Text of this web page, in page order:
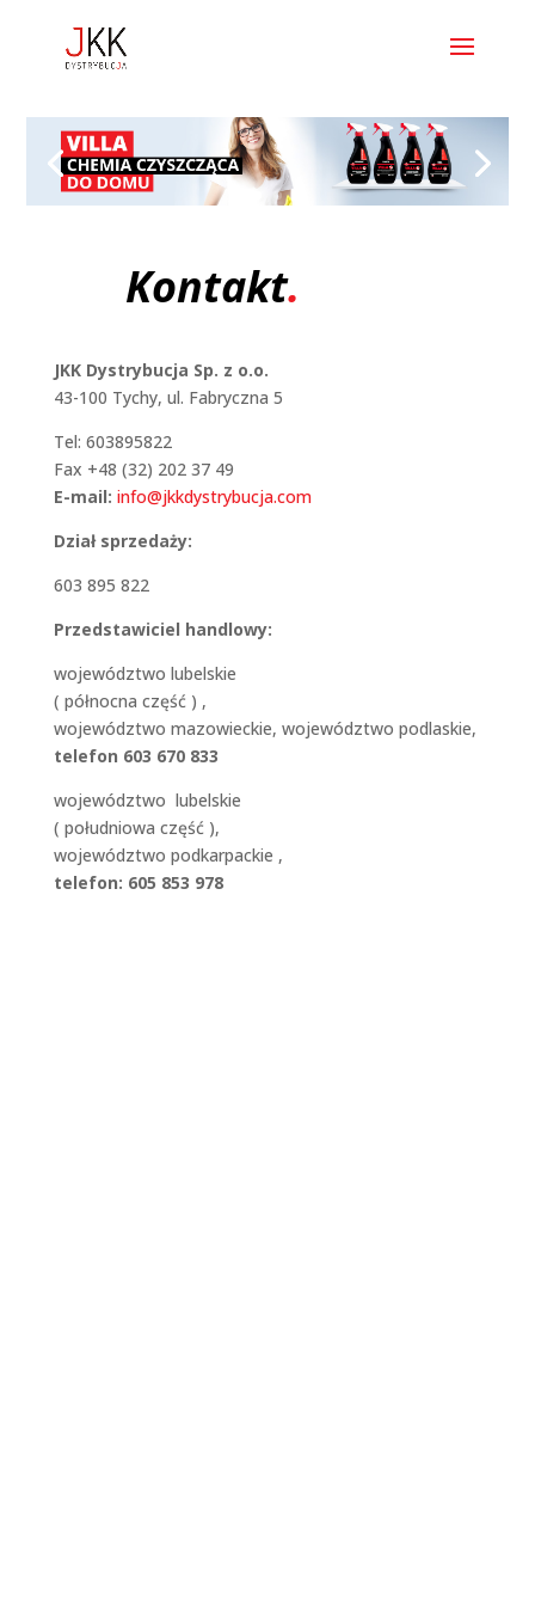
Kontakt.
JKK Dystrybucja Sp. z o.o.
43-100 Tychy, ul. Fabryczna 5
Tel: 603895822
Fax +48 (32) 202 37 49
E-mail: info@jkkdystrybucja.com
Dział sprzedaży:
603 895 822
Przedstawiciel handlowy:
województwo lubelskie
( północna część ) ,
województwo mazowieckie, województwo podlaskie,
telefon 603 670 833
województwo lubelskie
( południowa część ),
województwo podkarpackie ,
telefon: 605 853 978